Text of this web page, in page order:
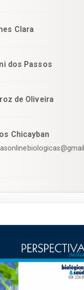
Clara
dos Passos
de Oliveira
Chicayban